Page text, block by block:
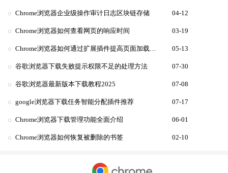
Chrome浏览器企业级操作审计日志区块链存储 04-12
Chrome浏览器如何查看网页的响应时间 03-19
Chrome浏览器如何通过扩展插件提高页面加载速度 05-13
谷歌浏览器下载失败提示权限不足的处理方法 07-30
谷歌浏览器最新版本下载教程2025 07-08
google浏览器下载任务智能分配插件推荐 07-17
Chrome浏览器下载管理功能全面介绍 06-01
Chrome浏览器如何恢复被删除的书签 02-10